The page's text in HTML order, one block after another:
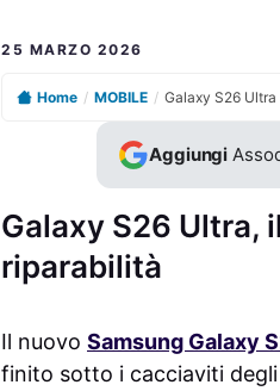
25 MARZO 2026
Home / MOBILE /
Aggiungi
Galaxy S26 Ultra,
riparabilità
Il nuovo Samsung Galaxy
finito sotto i cacciaviti